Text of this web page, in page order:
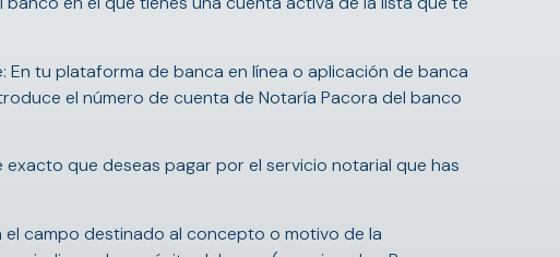
tu plataforma de banca en línea o aplicación de banca
el número de cuenta de Notaría Pacora del banco
que deseas pagar por el servicio notarial que has
campo destinado al concepto o motivo de la